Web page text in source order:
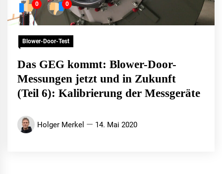
0 0
Blower-Door-Test
Das GEG kommt: Blower-Door-
Messungen jetzt und in Zukunft
(Teil 6): Kalibrierung der Messgeräte
Holger Merkel 14. Mai 2020